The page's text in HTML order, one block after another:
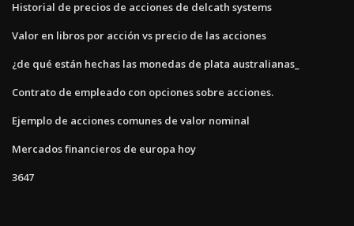
Historial de precios de acciones de delcath systems
Valor en libros por acción vs precio de las acciones
¿de qué están hechas las monedas de plata australianas_
Contrato de empleado con opciones sobre acciones.
Ejemplo de acciones comunes de valor nominal
Mercados financieros de europa hoy
3647